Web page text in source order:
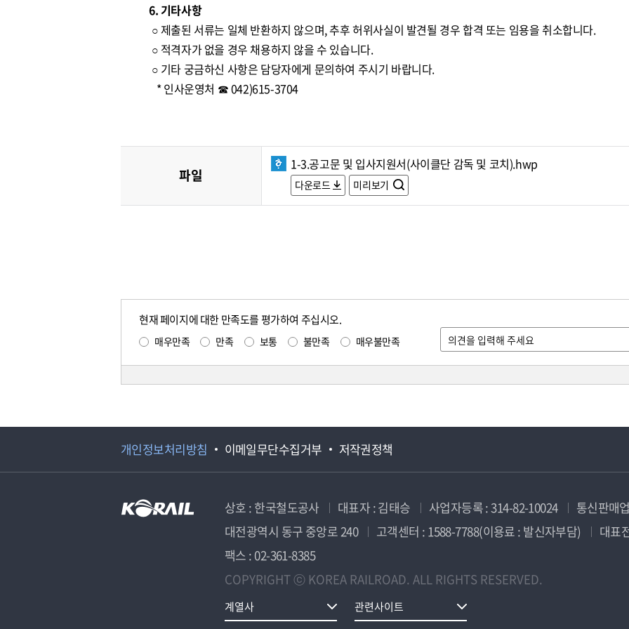
6. 기타사항
○ 제출된 서류는 일체 반환하지 않으며, 추후 허위사실이 발견될 경우 합격 또는 임용을 취소합니다.
○ 적격자가 없을 경우 채용하지 않을 수 있습니다.
○ 기타 궁금하신 사항은 담당자에게 문의하여 주시기 바랍니다.
* 인사운영처 ☎ 042)615-3704
파일
1-3.공고문 및 입사지원서(사이클단 감독 및 코치).hwp
다운로드 미리보기
현재 페이지에 대한 만족도를 평가하여 주십시오.
매우만족 만족 보통 불만족 매우불만족
개인정보처리방침 이메일무단수집거부 저작권정책
상호 : 한국철도공사 대표자 : 김태승 사업자등록 : 314-82-10024
통신판매
대전광역시 동구 중앙로 240
고객센터 : 1588-7788(이용료 : 발신자부담)
대표
팩스 : 02-361-8385
COPYRIGHT ⓒ KOREA RAILROAD. ALL RIGHTS RESERVED.
계열사 관련사이트